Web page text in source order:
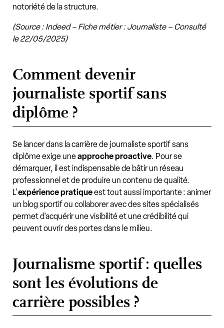
notoriété de la structure.
(Source : Indeed – Fiche métier : Journaliste – Consulté
le 22/05/2025)
Comment devenir
journaliste sportif sans
diplôme ?
Se lancer dans la carrière de journaliste sportif sans
diplôme exige uneapproche proactive. Pour se
démarquer, il est indispensable de bâtir un réseau
professionnel et de produire un contenu de qualité.
L'expérience pratiqueest tout aussi importante : animer
un blog sportif ou collaborer avec des sites spécialisés
permet d'acquérir une visibilité et une crédibilité qui
peuvent ouvrir des portes dans le milieu.
Journalisme sportif : quelles
sont les évolutions de
carrière possibles ?